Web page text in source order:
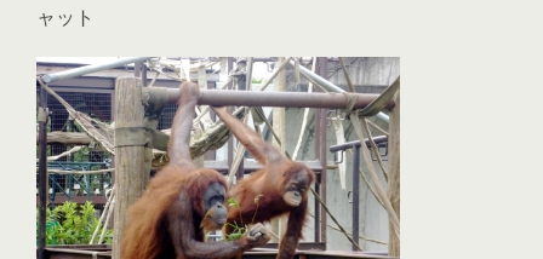
ャット